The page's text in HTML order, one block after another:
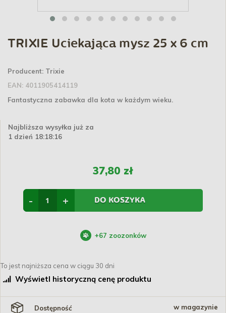
TRIXIE Uciekająca mysz 25 x 6 cm
Producent: Trixie
EAN: 4011905414119
Fantastyczna zabawka dla kota w każdym wieku.
Najbliższa wysyłka już za
1 dzień 18:18:15
37,80 zł
+
- DO KOSZYKA
+67 zoozonków
To jest najniższa cena w ciągu 30 dni
Wyświetl historyczną cenę produktu
Dostępność w magazynie